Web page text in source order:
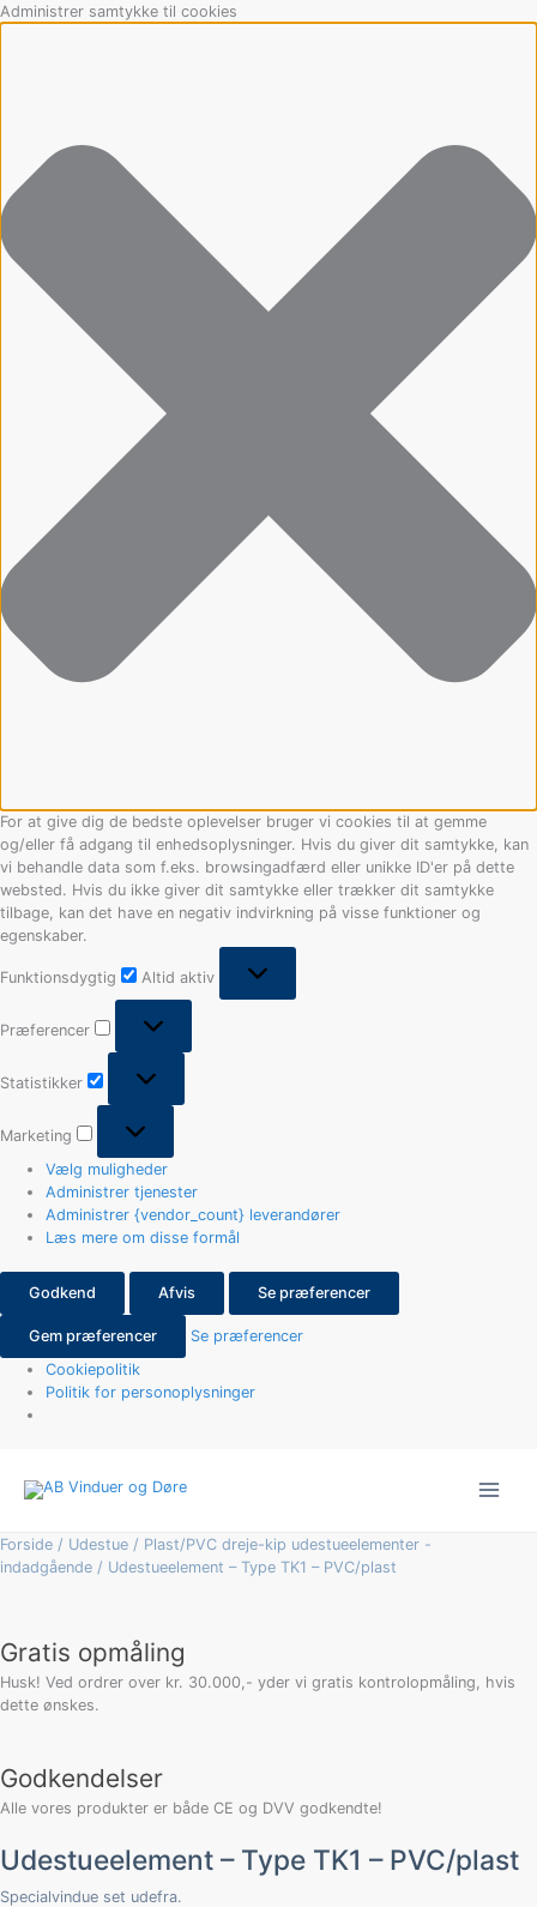
Administrer samtykke til cookies
For at give dig de bedste oplevelser bruger vi cookies til at gemme
og/eller få adgang til enhedsoplysninger. Hvis du giver dit samtykke, kan
vi behandle data som f.eks. browsingadfærd eller unikke ID'er på dette
websted. Hvis du ikke giver dit samtykke eller trækker dit samtykke
tilbage, kan det have en negativ indvirkning på visse funktioner og
egenskaber.
Funktionsdygtig
Funktionsdygtig
Altid aktiv
Præferencer
Præferencer
Statistikker
Statistikker
Marketing
Marketing
Vælg muligheder
Administrer tjenester
Administrer {vendor_count} leverandører
Læs mere om disse formål
Godkend Afvis Se præferencer
Gem præferencer
Se præferencer
Cookiepolitik
Politik for personoplysninger
Gå
Forside / Udestue / Plast/PVC dreje-kip udestueelementer -
indadgående / Udestueelement – Type TK1 – PVC/plast
Gratis opmåling
Husk! Ved ordrer over kr. 30.000,- yder vi gratis kontrolopmåling, hvis
dette ønskes.
Godkendelser
Alle vores produkter er både CE og DVV godkendte!
Udestueelement – Type TK1 – PVC/plast
Specialvindue set udefra.
Type
-
PVC/plast